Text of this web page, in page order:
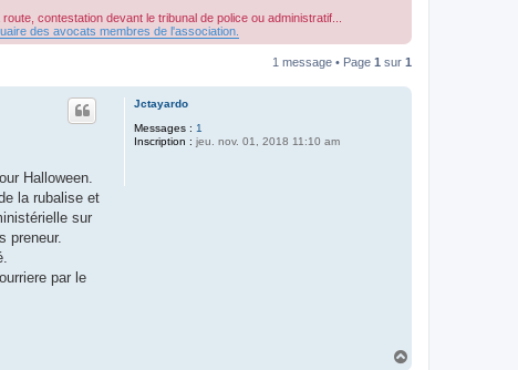
contestation devant le tribunal de police ou administratif...
des avocats membres de l'association.
1 message • Page 1 sur 1
Jctayardo
Messages : 1
Inscription : jeu. nov. 01, 2018 11:10 am
Halloween.
la rubalise et
sur
preneur.
par le